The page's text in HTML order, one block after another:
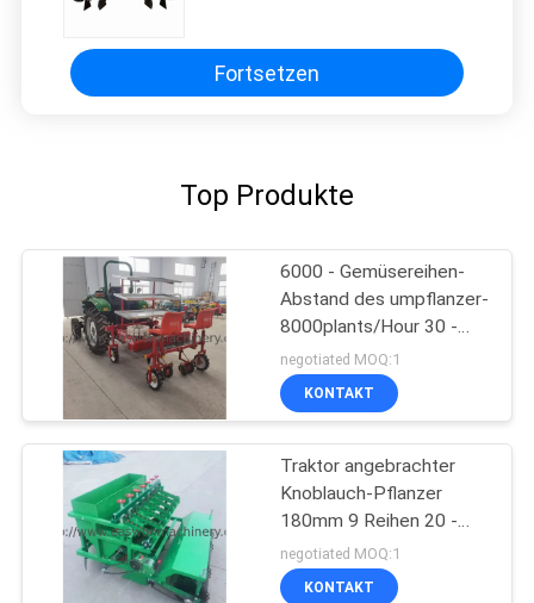
Fortsetzen
Top Produkte
6000 - Gemüsereihen-
Abstand des umpflanzer-
8000plants/Hour 30 -
60cm
negotiated MOQ:1
KONTAKT
Traktor angebrachter
Knoblauch-Pflanzer
180mm 9 Reihen 20 -
50hp brachte Energie
zusammen
negotiated MOQ:1
KONTAKT